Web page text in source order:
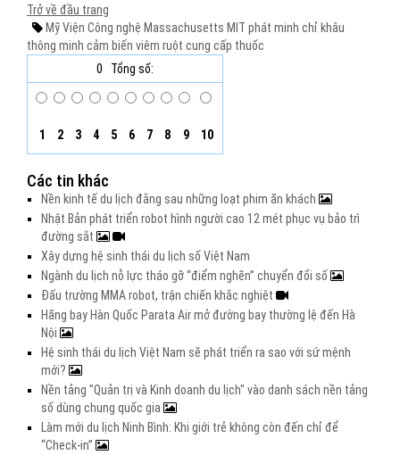
Trở về đầu trang
MỹViện Công nghệ Massachusetts MIT phát minh chỉ khâu
thông minh cảm biến viêm ruột cung cấp thuốc
0
Tổng số:
1 2 3 4 5 6 7 8 9 10
Các tin khác
Nền kinh tế du lịch đằng sau những loạt phim ăn khách
Nhật Bản phát triển robot hình người cao 12 mét phục vụ bảo trì
đường sắt
Xây dựng hệ sinh thái du lịch số Việt Nam
Ngành du lịch nỗ lực tháo gỡ “điểm nghẽn” chuyển đổi số
Đấu trường MMA robot, trận chiến khắc nghiệt
Hãng bay Hàn Quốc Parata Air mở đường bay thường lệ đến Hà
Nội
Hệ sinh thái du lịch Việt Nam sẽ phát triển ra sao với sứ mệnh
mới?
Nền tảng "Quản trị và Kinh doanh du lịch" vào danh sách nền tảng
số dùng chung quốc gia
Làm mới du lịch Ninh Bình: Khi giới trẻ không còn đến chỉ để
“Check-in”